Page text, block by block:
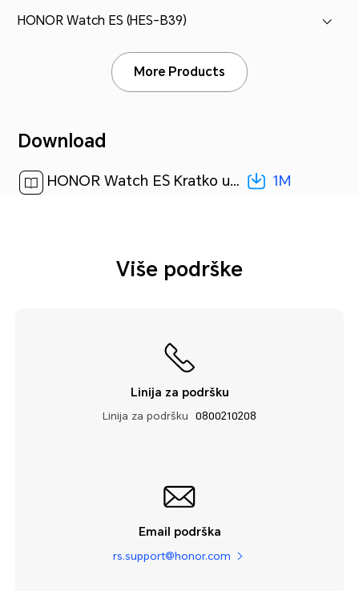
HONOR Watch ES (HES-B39)
More Products
Download
HONOR Watch ES Kratko uputstvo-(04,HES-B39,sr-LATN)[ 1M ] 1M
Više podrške
Linija za podršku
Linija za podršku 0800210208
Email podrška
rs.support@honor.com